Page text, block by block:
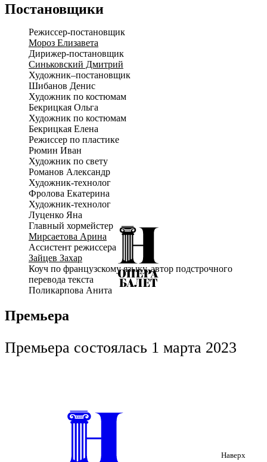
В Нижегородском театре оперы и балета «Кармен» предстает
в неожиданном ракурсе. Режиссер Елизавета Мороз
использует прием «театр в театре». По ее замыслу, Кармен –
заводила любительской труппы, которая своими силами
ставит оперу Бизе. Она будит сонную массовку и так заводит
неопытного «артиста», что к финалу тот из неуверенного
мямли превращается в безбашенного мачо. В первом акте
артисты складывают из табличек слово «Liberté», которое
легким движением руки превращается в «Théâtre» – вот девиз
этого режиссерского решения «Кармен». Сохраняя страсть
оригинала, Мороз создала свежий, легкий спектакль о магии
сцены, где свобода остается высшей ценностью, а вымысел
становится реальнее жизни.
Постановщики
Режиссер-постановщик
Мороз Елизавета
Дирижер-постановщик
Синьковский Дмитрий
Художник–постановщик
Шибанов Денис
Художник по костюмам
Бекрицкая Ольга
Художник по костюмам
Бекрицкая Елена
Режиссер по пластике
Рюмин Иван
Художник по свету
Романов Александр
Художник-технолог
Фролова Екатерина
Художник-технолог
Луценко Яна
Главный хормейстер
Мирсаетова Арина
Ассистент режиссера
Зайцев Захар
Коуч по французскому языку, автор подстрочного
перевода текста
Поликарпова Анита
Премьера
Премьера состоялась 1 марта 2023
Наверх